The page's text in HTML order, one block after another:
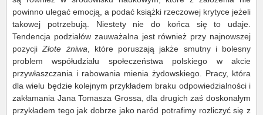
powinno ulegać emocją, a podać książki rzeczowej krytyce jeżeli
takowej potrzebują. Niestety nie do końca się to udaje.
Tendencja podziałów zauważalna jest również przy najnowszej
pozycjiZłote żniwa, które poruszają jakże smutny i bolesny
problem współudziału społeczeństwa polskiego w akcie
przywłaszczania i rabowania mienia żydowskiego. Pracy, która
dla wielu będzie kolejnym przykładem braku odpowiedzialności i
zakłamania Jana Tomasza Grossa, dla drugich zaś doskonałym
przykładem tego jak dobrze jako naród potrafimy rozliczyć się z